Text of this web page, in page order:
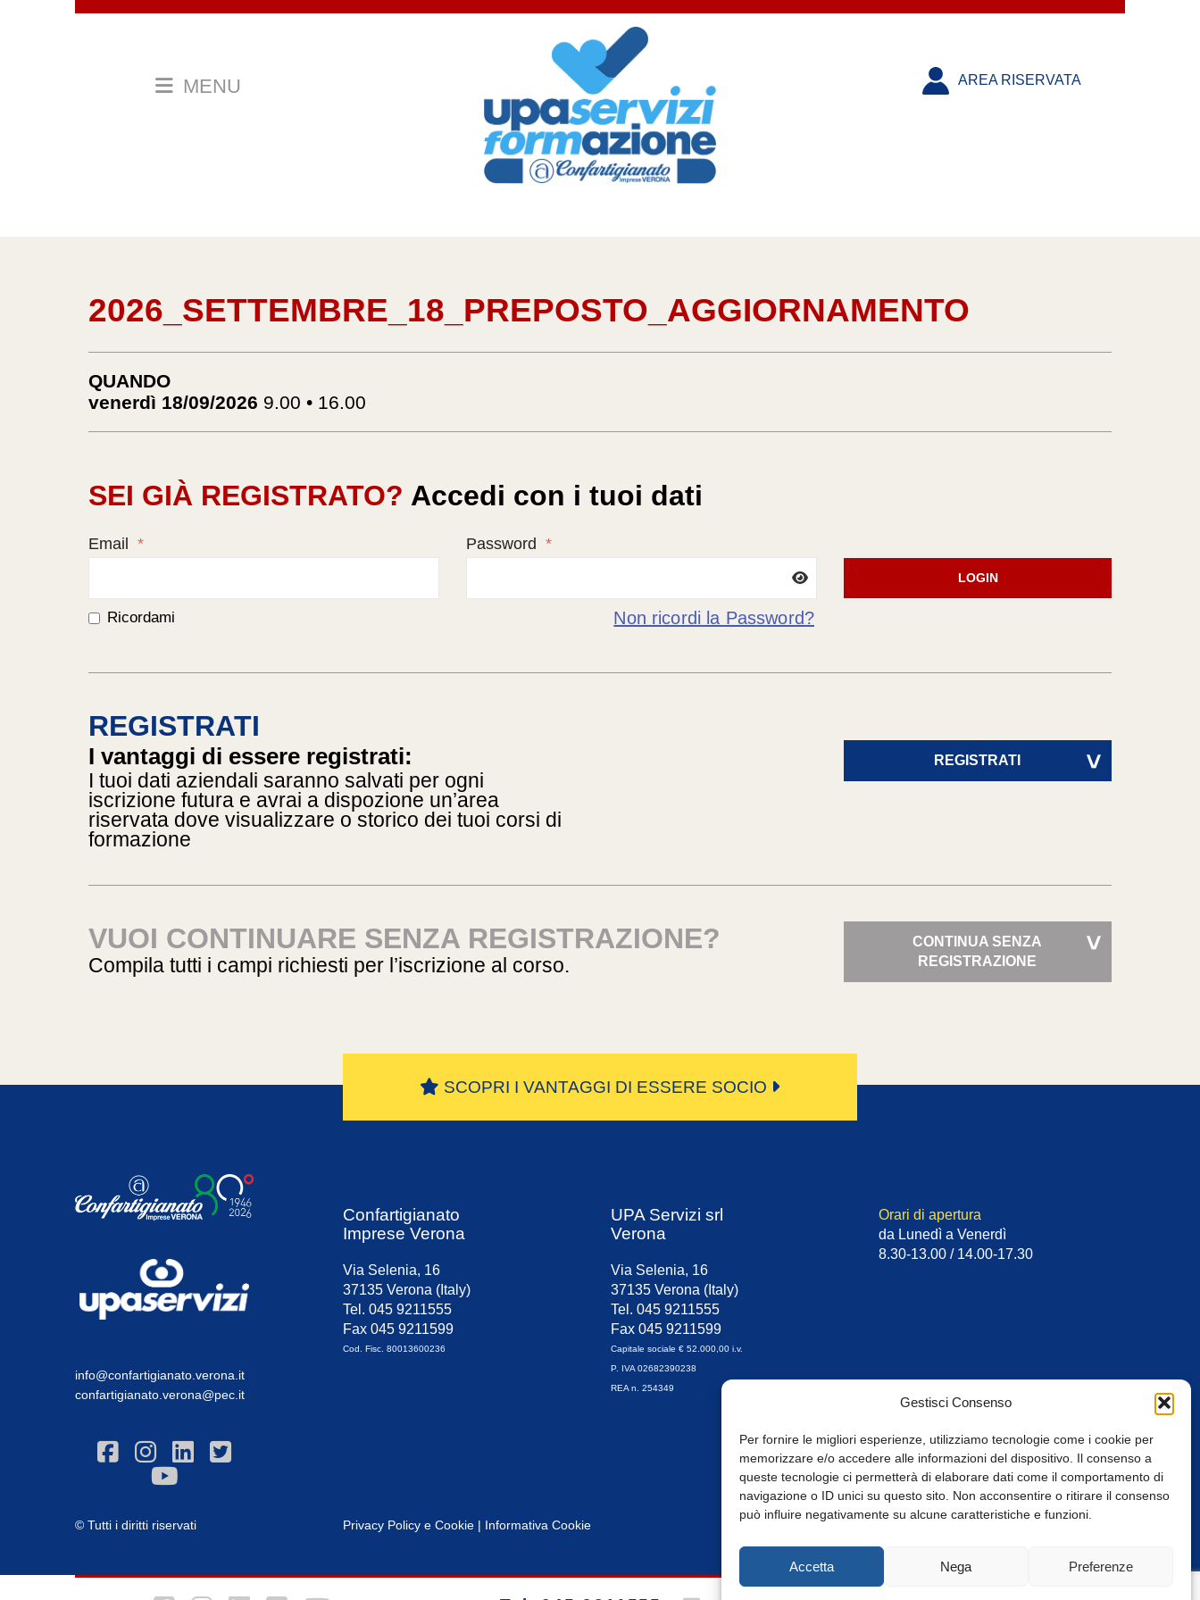
Gestisci Consenso
Per fornire le migliori esperienze, utilizziamo tecnologie come i cookie per
memorizzare e/o accedere alle informazioni del dispositivo. Il consenso a
queste tecnologie ci permetterà di elaborare dati come il comportamento di
navigazione o ID unici su questo sito. Non acconsentire o ritirare il consenso
può influire negativamente su alcune caratteristiche e funzioni.
Accetta Nega Preferenze
MENU AREA RISERVATA
2026_SETTEMBRE_18_PREPOSTO_AGGIORNAMENTO
QUANDO
venerdì 18/09/2026 9.00 • 16.00
SEI GIÀ REGISTRATO? Accedi con i tuoi dati
Email * Password *
Ricordami Non ricordi la Password?
LOGIN
REGISTRATI
I vantaggi di essere registrati:
I tuoi dati aziendali saranno salvati per ogni
iscrizione futura e avrai a dispozione un’area
riservata dove visualizzare o storico dei tuoi corsi di
formazione
REGISTRATI >
VUOI CONTINUARE SENZA REGISTRAZIONE?
Compila tutti i campi richiesti per l’iscrizione al corso.
CONTINUA SENZA
REGISTRAZIONE
>
SCOPRI I VANTAGGI DI ESSERE SOCIO
info@confartigianato.verona.it
confartigianato.verona@pec.it
Confartigianato
Imprese Verona
Via Selenia, 16
37135 Verona (Italy)
Tel. 045 9211555
Fax 045 9211599
Cod. Fisc. 80013600236
UPA Servizi srl
Verona
Via Selenia, 16
37135 Verona (Italy)
Tel. 045 9211555
Fax 045 9211599
Capitale sociale € 52.000,00 i.v.
P. IVA 02682390238
REA n. 254349
Orari di apertura
da Lunedì a Venerdì
8.30-13.00 / 14.00-17.30
© Tutti i diritti riservati Privacy Policy e Cookie | Informativa Cookie